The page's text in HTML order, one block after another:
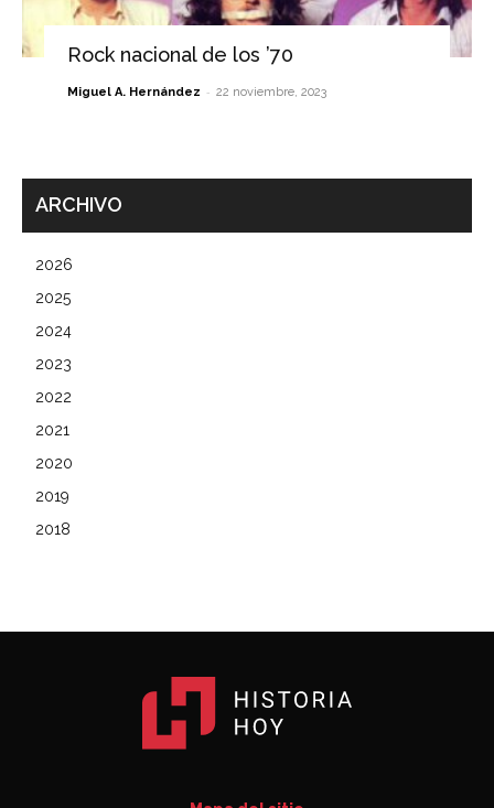
Rock nacional de los ’70
Miguel A. Hernández - 22 noviembre, 2023
ARCHIVO
2026
2025
2024
2023
2022
2021
2020
2019
2018